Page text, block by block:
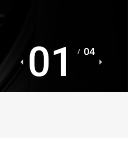
01 / 04